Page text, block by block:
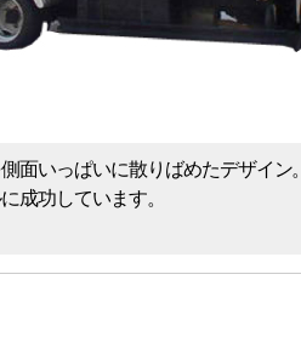
面いっぱいに散りばめたデザイン。
成功しています。